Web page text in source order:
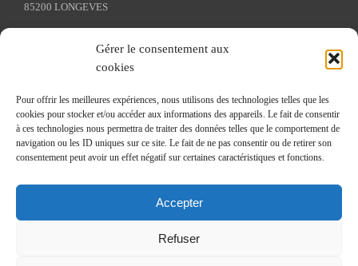
Gérer le consentement aux
cookies
Pour offrir les meilleures expériences, nous utilisons des technologies telles que les
cookies pour stocker et/ou accéder aux informations des appareils. Le fait de consentir
à ces technologies nous permettra de traiter des données telles que le comportement de
navigation ou les ID uniques sur ce site. Le fait de ne pas consentir ou de retirer son
consentement peut avoir un effet négatif sur certaines caractéristiques et fonctions.
Accepter
Refuser
85200 LONGEVES
Fax : 02 51 69 13 08
Liens utiles
Cadastre
Caisse Primaire d'Assurance Maladie